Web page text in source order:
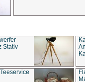
Stativ